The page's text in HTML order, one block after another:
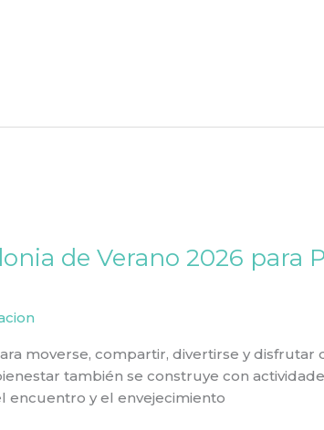
de Verano 2026 para
moverse, compartir, divertirse y disfrutar
también se construye con
encuentro y el envejecimiento